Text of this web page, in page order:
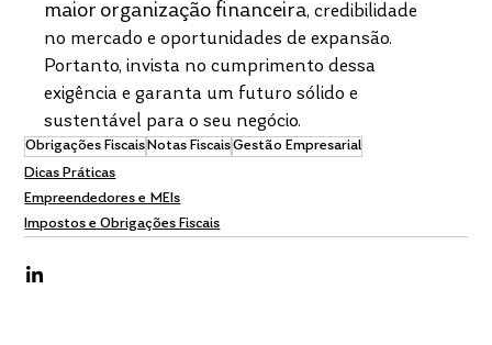
maior organização financeira, credibilidade
no mercado e oportunidades de expansão.
Portanto, invista no cumprimento dessa
exigência e garanta um futuro sólido e
sustentável para o seu negócio.
Obrigações FiscaisNotas FiscaisGestão Empresarial
Dicas Práticas
Empreendedores e MEIs
Impostos e Obrigações Fiscais